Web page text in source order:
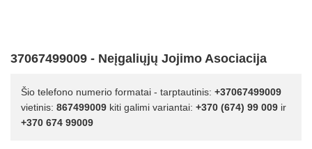
37067499009 - Neįgaliųjų Jojimo Asociacija
Šio telefono numerio formatai - tarptautinis: +37067499009
vietinis: 867499009 kiti galimi variantai: +370 (674) 99 009 ir
+370 674 99009